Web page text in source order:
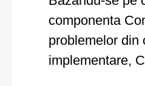
componenta
problemelor din
implementare,